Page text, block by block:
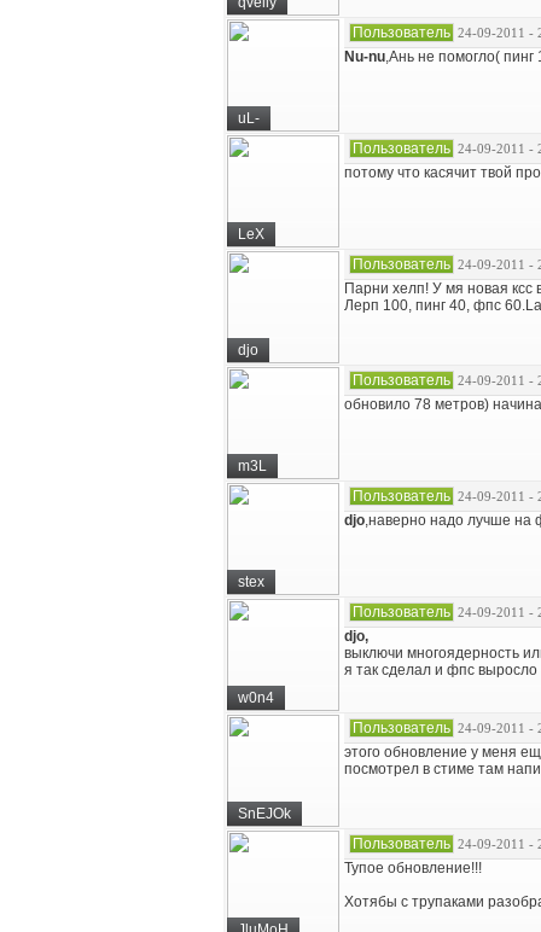
uL-
Пользователь 24-09-2011 -
Nu-nu,Ань не помогло( пинг
LeX
Пользователь 24-09-2011 -
потому что касячит твой
djo
Пользователь 24-09-2011 -
Парни хелп! У мя новая
Лерп 100, пинг 40, фпс
m3L
Пользователь 24-09-2011 -
обновило 78 метров)
stex
Пользователь 24-09-2011 -
djo,наверно надо лучше на
w0n4
Пользователь 24-09-2011 -
djo,
выключи многоядерность
я так сделал и фпс выросло
SnEJOk
Пользователь 24-09-2011 -
этого обновление у меня
посмотрел в стиме там
Пользователь 24-09-2011 -
Тупое обновление!!!
Хотябы с трупаками